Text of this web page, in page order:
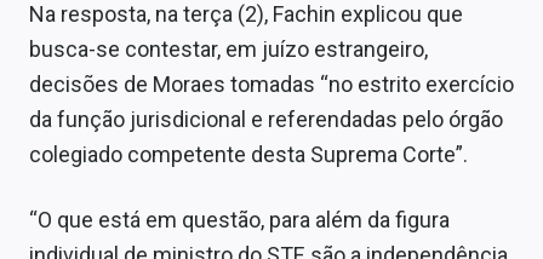
Na resposta, na terça (2), Fachin explicou que
busca-se contestar, em juízo estrangeiro,
decisões de Moraes tomadas “no estrito exercício
da função jurisdicional e referendadas pelo órgão
colegiado competente desta Suprema Corte”.
“O que está em questão, para além da figura